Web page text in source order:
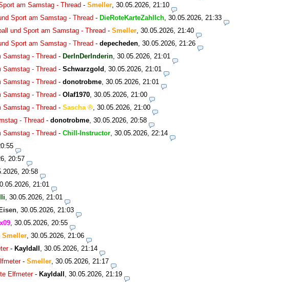
am Samstag - Thread - Smeller 30.05.2026, 21:10
Sport am Samstag - Thread - DieRoteKarteZahlIch 30.05.2026, 21:33
und Sport am Samstag - Thread - Smeller 30.05.2026, 21:40
Sport am Samstag - Thread - depecheden 30.05.2026, 21:26
Samstag - Thread - DerInDerInderin 30.05.2026, 21:01
Samstag - Thread - Schwarzgold
30.05.2026, 21:01
Samstag - Thread - donotrobme 30.05.2026, 21:01
Samstag - Thread - Olaf1970 30.05.2026, 21:00
Samstag - Thread - Sascha
30.05.2026, 21:00
- Thread - donotrobme 30.05.2026, 20:58
Samstag - Thread - Chill-Instructor 30.05.2026, 22:14
20:57
20:58
21:01
30.05.2026, 21:01
Eisen 30.05.2026, 21:03
30.05.2026, 20:55
Smeller 30.05.2026, 21:06
- Kayldall
30.05.2026, 21:14
- Smeller 30.05.2026, 21:17
Elfmeter- Kayldall
30.05.2026, 21:19